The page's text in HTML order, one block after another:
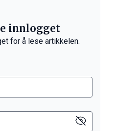
innlogget
for å lese artikkelen.